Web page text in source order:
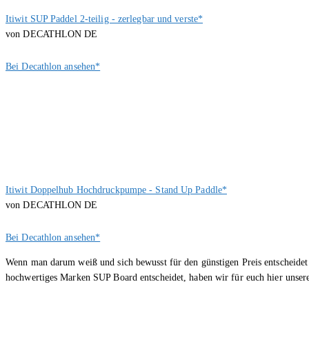
Itiwit SUP Paddel 2-teilig - zerlegbar und verste*
von DECATHLON DE
Bei Decathlon ansehen*
Itiwit Doppelhub Hochdruckpumpe - Stand Up Paddle*
von DECATHLON DE
Bei Decathlon ansehen*
Wenn man darum weiß und sich bewusst für den günstigen Preis
hochwertiges Marken SUP Board entscheidet, haben wir für euch hier